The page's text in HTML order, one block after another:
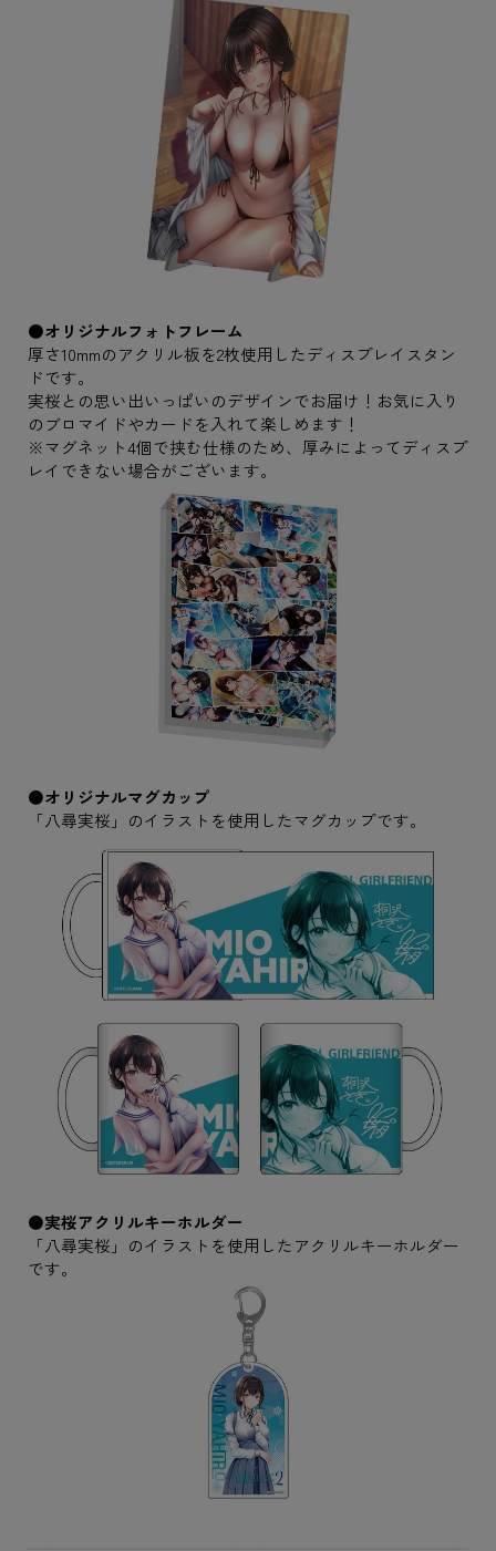
●オリジナルフォトフレーム
厚さ10mmのアクリル板を2枚使用したディスプレイスタン
ドです。
実桜との思い出いっぱいのデザインでお届け！お気に入り
のブロマイドやカードを入れて楽しめます！
※マグネット4個で挟む仕様のため、厚みによってディスプ
レイできない場合がございます。
●オリジナルマグカップ
「八尋実桜」のイラストを使用したマグカップです。
●実桜アクリルキーホルダー
「八尋実桜」のイラストを使用したアクリルキーホルダー
です。